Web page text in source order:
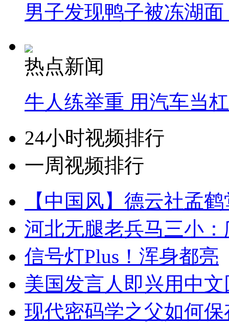
男子发现鸭子被冻湖
热点新闻
牛人练举重 用汽车当
24小时视频排行
一周视频排行
【中国风】德云社孟
河北无腿老兵马三小
信号灯Plus！浑身都亮
美国发言人即兴用中
现代密码学之父如何